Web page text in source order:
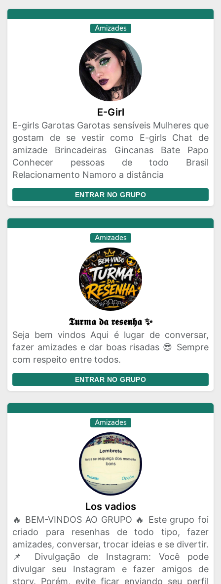
Amizades
E-Girl
E-girls Garotas Garotas sensíveis Mulheres que
gostam de se vestir como E-girls Chat de
amizade Brincadeiras Gincanas Bate Papo
Conhecer pessoas de todo Brasil
Relacionamento Namoro a distância
ENTRAR NO GRUPO
Amizades
𝕿𝖚𝖗𝖒𝖆 𝖉𝖆 𝖗𝖊𝖘𝖊𝖓𝖍𝖆 ✨
Seja bem vindos Aqui é lugar de conversar,
fazer amizades e dar boas risadas 😎 Sempre
com respeito entre todos.
ENTRAR NO GRUPO
Amizades
Los vadios
🔥 BEM-VINDOS AO GRUPO 🔥 Este grupo foi
criado para resenhas de todo tipo, fazer
amizades, conversar, trocar ideias e se divertir.
📌 Divulgação de Instagram: Você pode
divulgar seu Instagram e fazer amigos de
story. Porém, evite ficar enviando seu perfil